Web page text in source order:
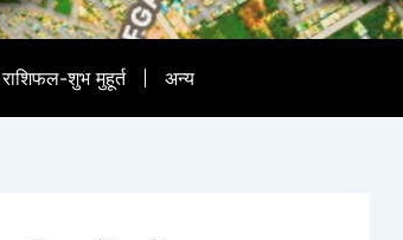
राशिफल-शुभ मुहूर्त अन्य